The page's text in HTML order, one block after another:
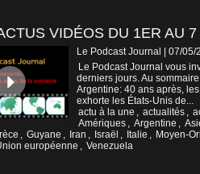
VIDÉOS DU 1ER AU
Le Podcast Journal | 07/05/
Le Podcast Journal vous
derniers jours. Au
Argentine: 40 ans après,
exhorte les États-Unis de...
actu à la une , actualités ,
Amériques , Argentine ,
, Guyane , Iran , Israël , Italie , Moyen-
européenne , Venezuela